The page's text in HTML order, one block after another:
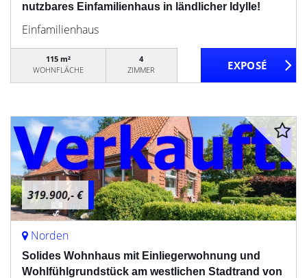
nutzbares Einfamilienhaus in ländlicher Idylle!
Einfamilienhaus
115 m²
WOHNFLÄCHE
4
ZIMMER
319.900,- €
Norden
Solides Wohnhaus mit Einliegerwohnung und
Wohlfühlgrundstück am westlichen Stadtrand von